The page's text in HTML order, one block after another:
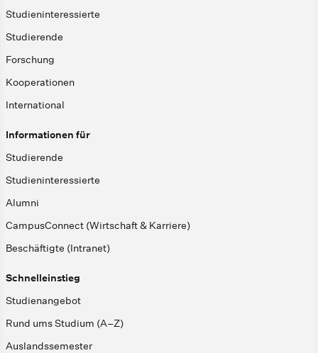
Studieninteressierte
Studierende
Forschung
Kooperationen
International
Informationen für
Studierende
Studieninteressierte
Alumni
CampusConnect (Wirtschaft & Karriere)
Beschäftigte (Intranet)
Schnelleinstieg
Studienangebot
Rund ums Studium (A–Z)
Auslandssemester